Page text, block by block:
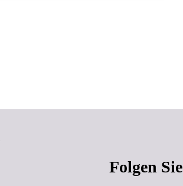
Folgen